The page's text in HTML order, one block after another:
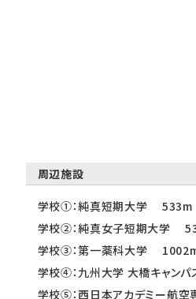
周辺施設
学校①：純真短期大学 533m
学校②：純真女子短期大学
学校③：第一薬科大学
学校④：九州大学 大橋キャン
学校⑤：西日本アカデミー航